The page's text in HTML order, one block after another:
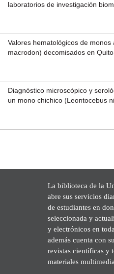
laboratorios de investigación
Valores hematológicos de monos
macrodon) decomisados en
Diagnóstico microscópico y
un mono chichico (Leontocebus
La biblioteca de la
abre sus servicios
de estudiantes en
seleccionada y
y electrónicos en
además cuenta con
revistas científicas y
materiales